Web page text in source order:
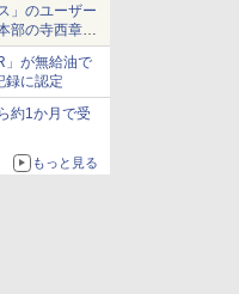
」のユーザー
部の寺西章氏
」が無給油で
録に認定
約1か月で受
もっと見る